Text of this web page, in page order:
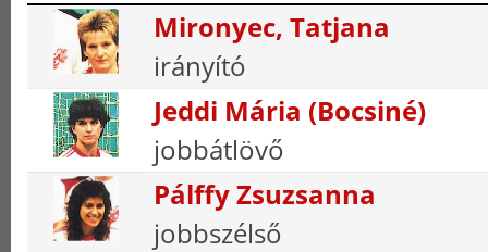
Mironyec, Tatjana
irányító
Jeddi Mária (Bocsiné)
jobbátlövő
Pálffy Zsuzsanna
jobbszélső